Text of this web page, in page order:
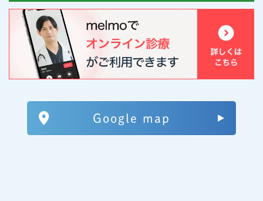
Google map